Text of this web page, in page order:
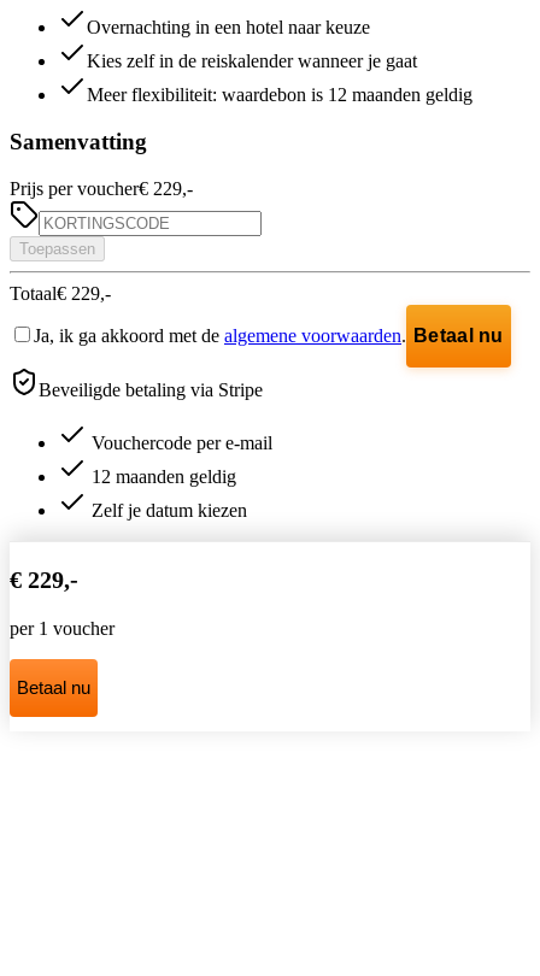
Overnachting in een hotel naar keuze
Kies zelf in de reiskalender wanneer je gaat
Meer flexibiliteit: waardebon is 12 maanden geldig
Samenvatting
Prijs per voucher€ 229,-
Toepassen
Totaal€ 229,-
Ja, ik ga akkoord met de algemene voorwaarden. Betaal nu
Beveiligde betaling via Stripe
Vouchercode per e-mail
12 maanden geldig
Zelf je datum kiezen
€ 229,-
per 1 voucher
Betaal nu